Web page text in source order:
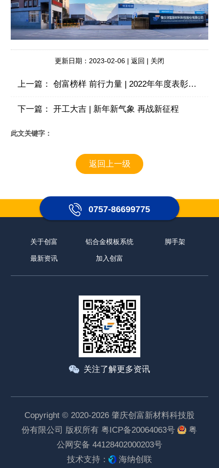
更新日期：2023-02-06 | 返回 | 关闭
上一篇： 创富榜样 前行力量 | 2022年年度表彰大会圆满召开！
下一篇： 开工大吉 | 新年新气象 再战新征程
此文关键字：
返回上一级
0757-86699775
关于创富 铝合金模板系统 脚手架
最新资讯 加入创富
关注了解更多资讯
Copyright © 2020-2026 肇庆创富新材料科技股
份有限公司 版权所有粤ICP备20064063号
粤
公网安备 44128402000203号
技术支持：
海纳创联